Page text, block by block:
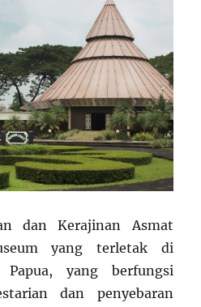
dan Kerajinan Asmat
yang terletak di
Papua, yang berfungsi
dan penyebaran